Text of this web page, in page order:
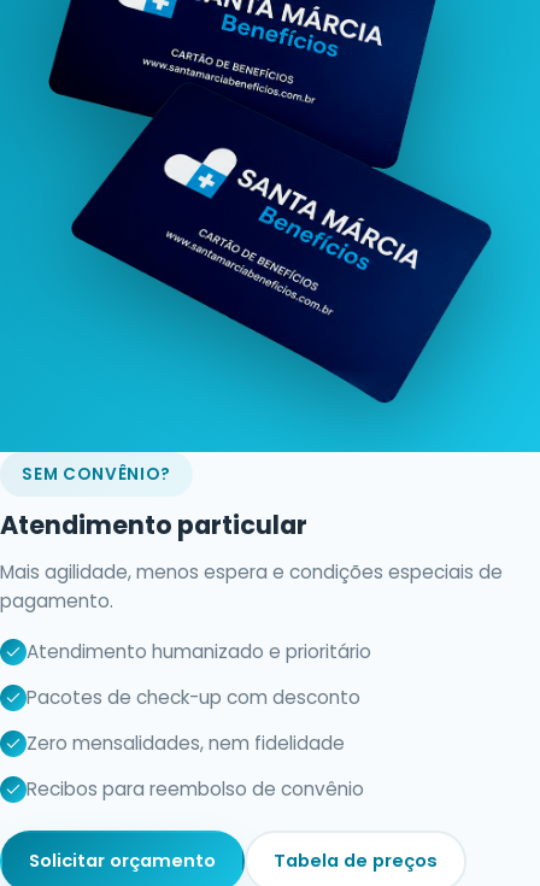
SEM CONVÊNIO?
Atendimento particular
Mais agilidade, menos espera e condições especiais de
pagamento.
Atendimento humanizado e prioritário
Pacotes de check-up com desconto
Zero mensalidades, nem fidelidade
Recibos para reembolso de convênio
Solicitar orçamento Tabela de preços